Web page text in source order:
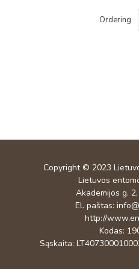
Ordering
Copyright © 2023
Lietuvos
Akademijos g.
El. paštas:
http://
Kodas:
Sąskaita: